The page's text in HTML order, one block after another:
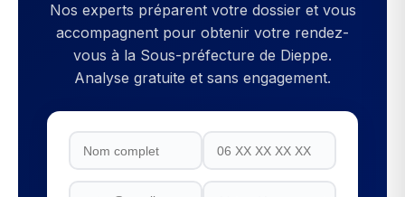
Nos experts préparent votre dossier et vous
accompagnent pour obtenir votre rendez-
vous à la Sous-préfecture de Dieppe.
Analyse gratuite et sans engagement.